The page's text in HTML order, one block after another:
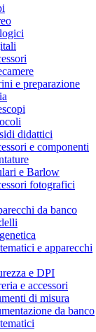
e preparazione
didattici
e componenti
e Barlow
fotografici
da banco
e apparecchi
e DPI
e accessori
di misura
da banco